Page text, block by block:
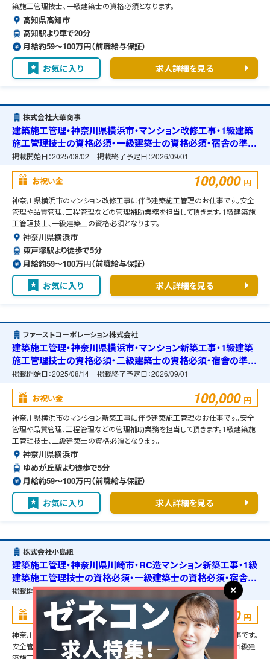
築施工管理技士、一級建築士の資格必須となります。
高知県高知市
高知駅より車で20分
月給約59〜100万円（前職給与保証）
お気に入り 求人詳細を見る
株式会社大華商事
建築施工管理・神奈川県横浜市・マンション改修工事・1級建築
施工管理技士の資格必須・一級建築士の資格必須・宿舎の準備
可能
掲載開始日：2025/08/02 掲載終了予定日：2026/09/01
お祝い金 100,000 円
神奈川県横浜市のマンション改修工事に伴う建築施工管理のお仕事です。安全
管理や品質管理、工程管理などの管理補助業務を担当して頂きます。1級建築施
工管理技士、一級建築士の資格必須となります。
神奈川県横浜市
東戸塚駅より徒歩で5分
月給約59〜100万円（前職給与保証）
お気に入り 求人詳細を見る
ファーストコーポレーション株式会社
建築施工管理・神奈川県横浜市・マンション新築工事・1級建築
施工管理技士の資格必須・二級建築士の資格必須・宿舎の準備
可能
掲載開始日：2025/08/14 掲載終了予定日：2026/09/01
お祝い金 100,000 円
神奈川県横浜市のマンション新築工事に伴う建築施工管理のお仕事です。安全
管理や品質管理、工程管理などの管理補助業務を担当して頂きます。1級建築施
工管理技士、二級建築士の資格必須となります。
神奈川県横浜市
ゆめが丘駅より徒歩で5分
月給約59〜100万円（前職給与保証）
お気に入り 求人詳細を見る
株式会社小島組
建築施工管理・神奈川県川崎市・RC造マンション新築工事・1級
建築施工管理技士の資格必須・一級建築士の資格必須・宿舎の
準備可能
掲載開始日：2025/07/01 掲載終了予定日：2026/09/01
お祝い金 100,000 円
神奈川県川崎市のRC造マンション新築工事に伴う建築施工管理のお仕事です。
安全管理や品質管理、工程管理などの管理補助業務を担当して頂きます。1級建